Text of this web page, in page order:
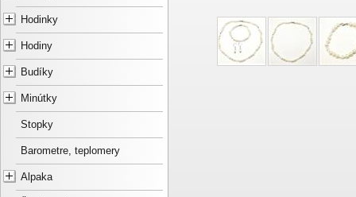
Hodinky
Hodiny
Budíky
Minútky
Stopky
Barometre, teplomery
Alpaka